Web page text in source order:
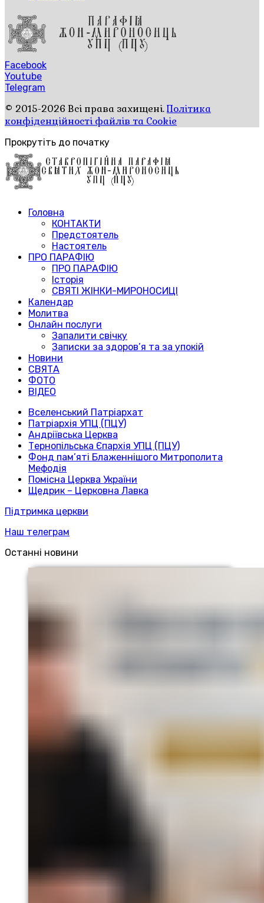
Facebook
Youtube
Telegram
© 2015-2026 Всі права захищені.Політика
конфіденційності файлів та Cookie
Прокрутіть до початку
Головна
КОНТАКТИ
Предстоятель
Настоятель
ПРО ПАРАФІЮ
ПРО ПАРАФІЮ
Історія
СВЯТІ ЖІНКИ-МИРОНОСИЦІ
Календар
Молитва
Онлайн послуги
Запалити свічку
Записки за здоров’я та за упокій
Новини
СВЯТА
ФОТО
ВІДЕО
Вселенський Патріархат
Патріархія УПЦ (ПЦУ)
Андріївська Церква
Тернопільська Єпархія УПЦ (ПЦУ)
Фонд пам’яті Блаженнішого Митрополита
Мефодія
Помісна Церква України
Щедрик – Церковна Лавка
Підтримка церкви
Наш телеграм
Останні новини